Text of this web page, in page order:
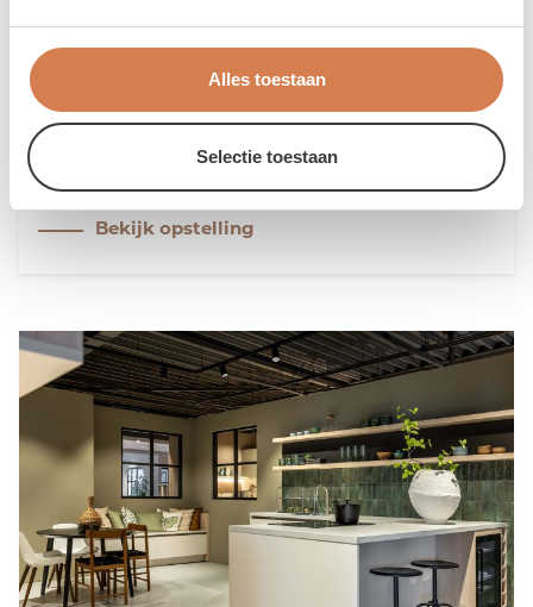
Alles toestaan
Selectie toestaan
Opstelling Kumano
Met ronde vormen en speelse tegels in zachte
beige tinten, gecombineerd met warm hout, biedt
deze keuken een sfeervolle ambiance. Koperen
accenten voegen een luxe touch toe, terwijl de
Bekijk opstelling